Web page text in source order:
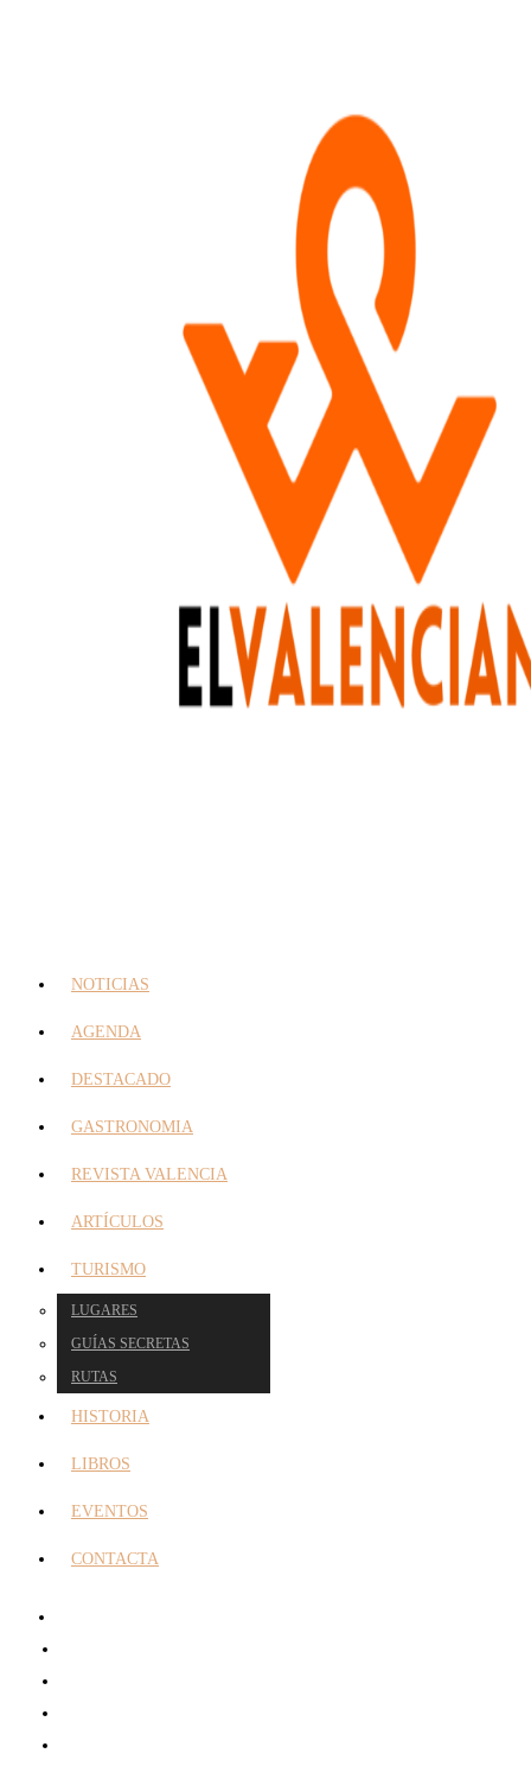
NOTICIAS
AGENDA
DESTACADO
GASTRONOMIA
REVISTA VALENCIA
ARTÍCULOS
TURISMO
LUGARES
GUÍAS SECRETAS
RUTAS
HISTORIA
LIBROS
EVENTOS
CONTACTA